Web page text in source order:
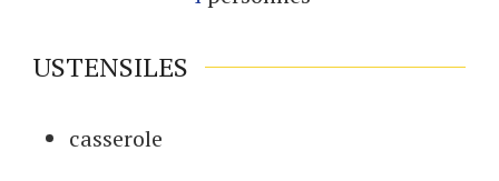
USTENSILES
casserole